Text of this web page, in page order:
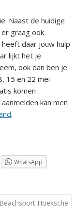
Naast de huidige
graag ook
daar jouw hulp
lijkt het je
ook dan ben je
15 en 22 mei
komen
kan men
.
WhatsApp
Beachsport Hoeksche